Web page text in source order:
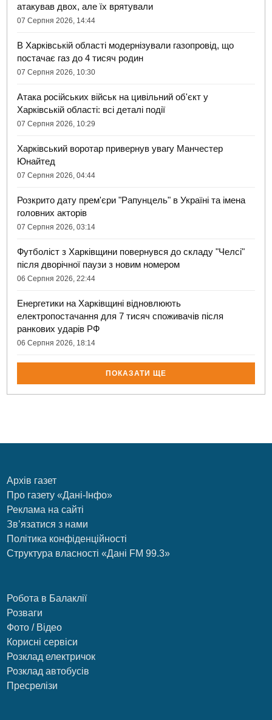
атакував двох, але їх врятували
07 Серпня 2026, 14:44
В Харківській області модернізували газопровід, що
постачає газ до 4 тисяч родин
07 Серпня 2026, 10:30
Атака російських військ на цивільний об'єкт у
Харківській області: всі деталі події
07 Серпня 2026, 10:29
Харківський воротар привернув увагу Манчестер
Юнайтед
07 Серпня 2026, 04:44
Розкрито дату прем'єри "Рапунцель" в Україні та імена
головних акторів
07 Серпня 2026, 03:14
Футболіст з Харківщини повернувся до складу "Челсі"
після дворічної паузи з новим номером
06 Серпня 2026, 22:44
Енергетики на Харківщині відновлюють
електропостачання для 7 тисяч споживачів після
ранкових ударів РФ
06 Серпня 2026, 18:14
ПОКАЗАТИ ЩЕ
Архів газет
Про газету «Дані-Інфо»
Реклама на сайті
Зв’язатися з нами
Політика конфіденційності
Структура власності «Дані FM 99.3»
Робота в Балаклії
Розваги
Фото / Відео
Корисні сервіси
Розклад електричок
Розклад автобусів
Пресрелізи